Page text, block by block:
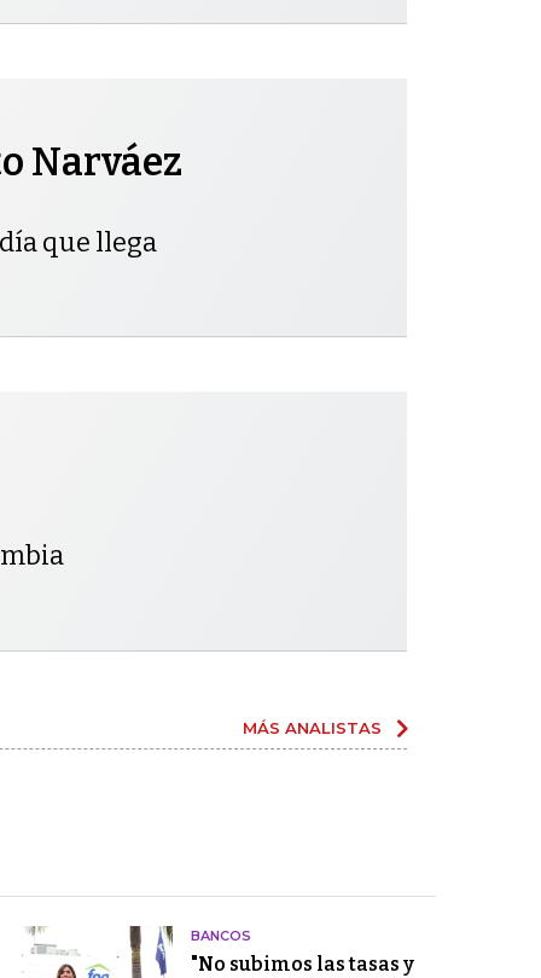
Narváez
que llega
MÁS ANALISTAS
BANCOS
"No subimos las tasas y